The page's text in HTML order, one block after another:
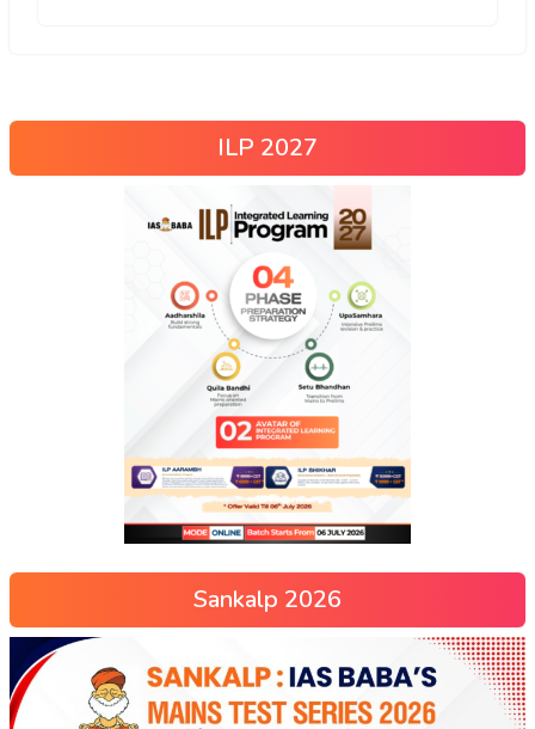
ILP 2027
Sankalp 2026